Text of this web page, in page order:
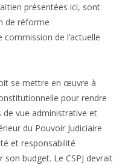
présentées ici, sont
de réforme
de l’actuelle
se mettre en œuvre à
pour rendre
de vue administrative et
du Pouvoir Judiciaire
et responsabilité
son budget. Le CSPJ devrait